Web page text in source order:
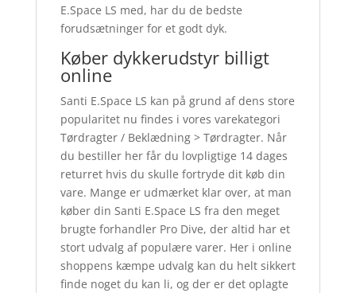
E.Space LS med, har du de bedste
forudsætninger for et godt dyk.
Køber dykkerudstyr billigt
online
Santi E.Space LS kan på grund af dens store
popularitet nu findes i vores varekategori
Tørdragter / Beklædning > Tørdragter. Når
du bestiller her får du lovpligtige 14 dages
returret hvis du skulle fortryde dit køb din
vare. Mange er udmærket klar over, at man
køber din Santi E.Space LS fra den meget
brugte forhandler Pro Dive, der altid har et
stort udvalg af populære varer. Her i online
shoppens kæmpe udvalg kan du helt sikkert
finde noget du kan li, og der er det oplagte